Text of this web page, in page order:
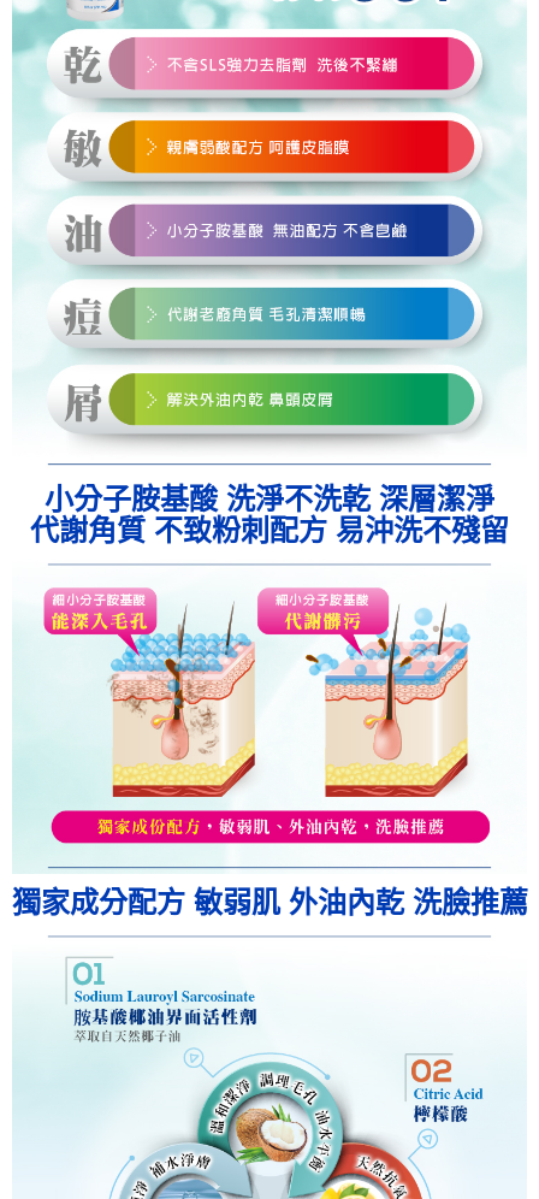
小分子胺基酸 洗淨不洗乾 深層潔淨
代謝角質 不致粉刺配方 易沖洗不殘留
獨家成分配方 敏弱肌 外油內乾 洗臉推薦